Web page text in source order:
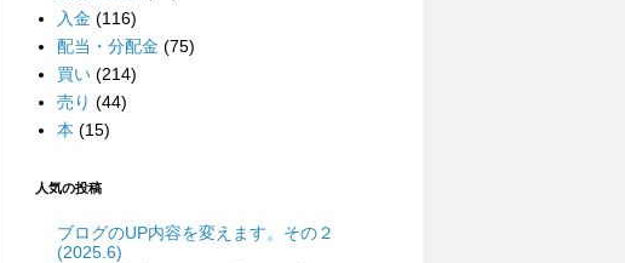
入金 (116)
配当・分配金 (75)
買い (214)
売り (44)
本 (15)
人気の投稿
ブログのUP内容を変えます。その２
(2025.6)